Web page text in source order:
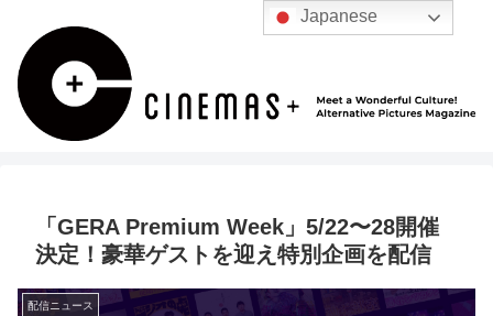
「GERA Premium Week」5/22〜28開催
決定！豪華ゲストを迎え特別企画を配信
配信ニュース
Japanese